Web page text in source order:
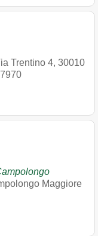
Trentino 4, 30010
Maggiore